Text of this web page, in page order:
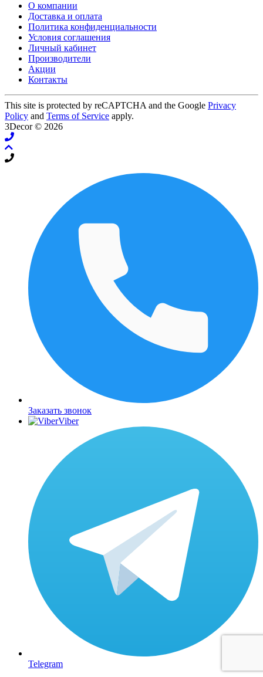
О компании
Доставка и оплата
Политика конфиденциальности
Условия соглашения
Личный кабинет
Производители
Акции
Контакты
This site is protected by reCAPTCHA and the Google Privacy
Policy and Terms of Service apply.
3Decor © 2026
Заказать звонок
Viber
Telegram